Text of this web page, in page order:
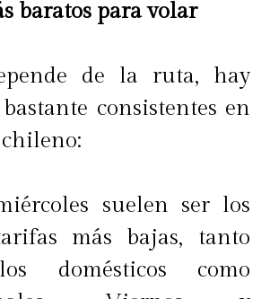
baratos para volar
de la ruta, hay
consistentes en
suelen ser los
más bajas, tanto
domésticos como